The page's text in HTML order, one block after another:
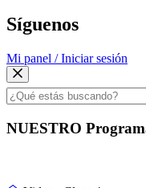
Síguenos
Mi panel / Iniciar sesión
NUESTRO